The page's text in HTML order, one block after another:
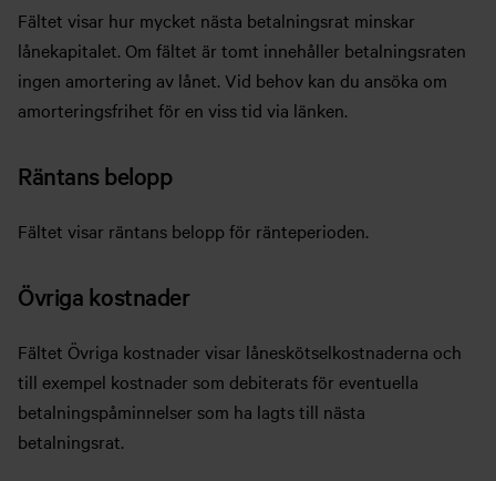
Fältet visar hur mycket nästa betalningsrat minskar
lånekapitalet. Om fältet är tomt innehåller betalningsraten
ingen amortering av lånet. Vid behov kan du ansöka om
amorteringsfrihet för en viss tid via länken.
Räntans belopp
Fältet visar räntans belopp för ränteperioden.
Övriga kostnader
Fältet Övriga kostnader visar låneskötselkostnaderna och
till exempel kostnader som debiterats för eventuella
betalningspåminnelser som ha lagts till nästa
betalningsrat.